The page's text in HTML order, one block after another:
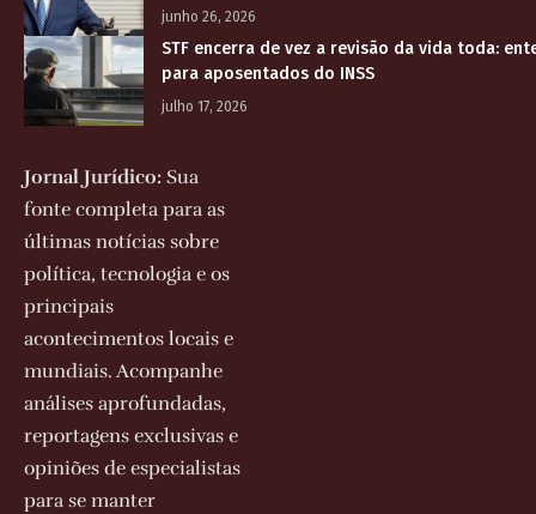
junho 26, 2026
STF encerra de vez a revisão da vida toda:
para aposentados do INSS
julho 17, 2026
Jornal Jurídico: Sua
fonte completa para as
últimas notícias sobre
política, tecnologia e os
principais
acontecimentos locais e
mundiais. Acompanhe
análises aprofundadas,
reportagens exclusivas e
opiniões de especialistas
para se manter